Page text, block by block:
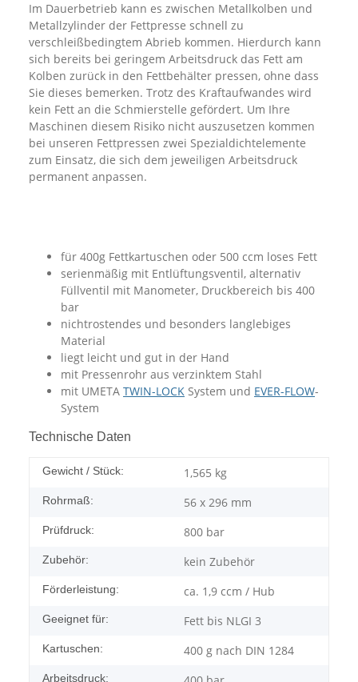
Im Dauerbetrieb kann es zwischen Metallkolben und
Metallzylinder der Fettpresse schnell zu
verschleißbedingtem Abrieb kommen. Hierdurch kann
sich bereits bei geringem Arbeitsdruck das Fett am
Kolben zurück in den Fettbehälter pressen, ohne dass
Sie dieses bemerken. Trotz des Kraftaufwandes wird
kein Fett an die Schmierstelle gefördert. Um Ihre
Maschinen diesem Risiko nicht auszusetzen kommen
bei unseren Fettpressen zwei Spezialdichtelemente
zum Einsatz, die sich dem jeweiligen Arbeitsdruck
permanent anpassen.
für 400g Fettkartuschen oder 500 ccm loses Fett
serienmäßig mit Entlüftungsventil, alternativ
Füllventil mit Manometer, Druckbereich bis 400
bar
nichtrostendes und besonders langlebiges
Material
liegt leicht und gut in der Hand
mit Pressenrohr aus verzinktem Stahl
mit UMETA TWIN-LOCK System und EVER-FLOW-
System
Technische Daten
Gewicht / Stück: 1,565 kg
Rohrmaß: 56 x 296 mm
Prüfdruck: 800 bar
Zubehör: kein Zubehör
Förderleistung: ca. 1,9 ccm / Hub
Geeignet für: Fett bis NLGI 3
Kartuschen: 400 g nach DIN 1284
Arbeitsdruck: